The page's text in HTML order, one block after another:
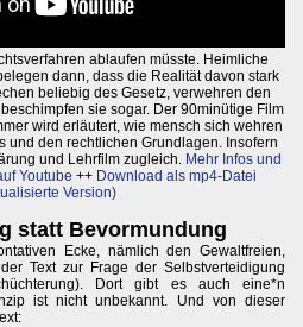
ablaufen müsste. Heimliche
dann, dass die Realität davon stark
beliebig des Gesetz, verwehren den
sie sogar. Der 90minütige Film
wird erläutert, wie mensch sich wehren
und den rechtlichen Grundlagen. Insofern
und Lehrfilm zugleich. Mehr Infos und
Youtube ++ Download als mp4-Datei
Version)
statt Bevormundung
Ecke, nämlich den Gewaltfreien,
Text zur Frage der Selbstverteidigung
Dort gibt es auch eine*n
ist nicht unbekannt. Und von dieser